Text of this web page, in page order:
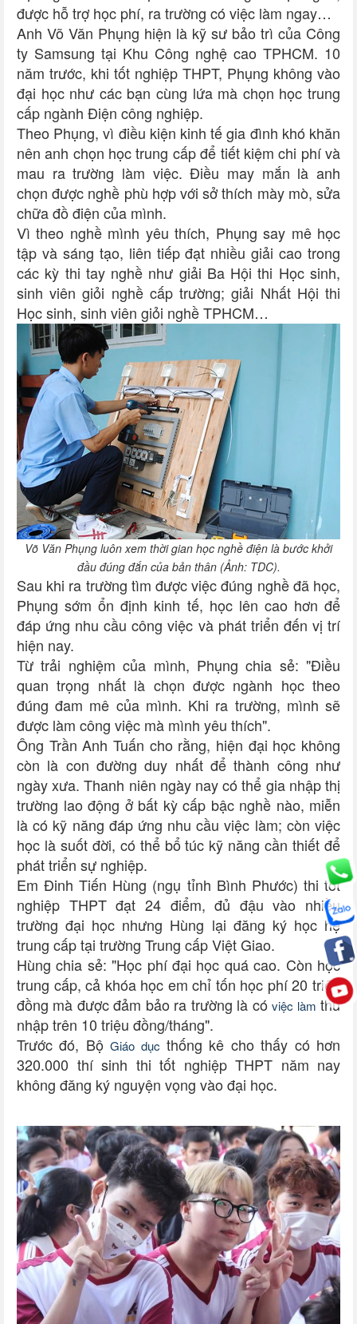
được hỗ trợ học phí, ra trường có việc làm ngay…
Anh Võ Văn Phụng hiện là kỹ sư bảo trì của Công
ty Samsung tại Khu Công nghệ cao TPHCM. 10
năm trước, khi tốt nghiệp THPT, Phụng không vào
đại học như các bạn cùng lứa mà chọn học trung
cấp ngành Điện công nghiệp.
Theo Phụng, vì điều kiện kinh tế gia đình khó khăn
nên anh chọn học trung cấp để tiết kiệm chi phí và
mau ra trường làm việc. Điều may mắn là anh
chọn được nghề phù hợp với sở thích mày mò, sửa
chữa đồ điện của mình.
Vì theo nghề mình yêu thích, Phụng say mê học
tập và sáng tạo, liên tiếp đạt nhiều giải cao trong
các kỳ thi tay nghề như giải Ba Hội thi Học sinh,
sinh viên giỏi nghề cấp trường; giải Nhất Hội thi
Học sinh, sinh viên giỏi nghề TPHCM…
Võ Văn Phụng luôn xem thời gian học nghề điện là bước khởi
đầu đúng đắn của bản thân (Ảnh: TDC).
Sau khi ra trường tìm được việc đúng nghề đã học,
Phụng sớm ổn định kinh tế, học lên cao hơn để
đáp ứng nhu cầu công việc và phát triển đến vị trí
hiện nay.
Từ trải nghiệm của mình, Phụng chia sẻ: "Điều
quan trọng nhất là chọn được ngành học theo
đúng đam mê của mình. Khi ra trường, mình sẽ
được làm công việc mà mình yêu thích".
Ông Trần Anh Tuấn cho rằng, hiện đại học không
còn là con đường duy nhất để thành công như
ngày xưa. Thanh niên ngày nay có thể gia nhập thị
trường lao động ở bất kỳ cấp bậc nghề nào, miễn
là có kỹ năng đáp ứng nhu cầu việc làm; còn việc
học là suốt đời, có thể bổ túc kỹ năng cần thiết để
phát triển sự nghiệp.
Em Đinh Tiến Hùng (ngụ tỉnh Bình Phước) thi tốt
nghiệp THPT đạt 24 điểm, đủ đậu vào nhiều
trường đại học nhưng Hùng lại đăng ký học hệ
trung cấp tại trường Trung cấp Việt Giao.
Hùng chia sẻ: "Học phí đại học quá cao. Còn học
trung cấp, cả khóa học em chỉ tốn học phí 20 triệu
đồng mà được đảm bảo ra trường là cóviệc làm thu
nhập trên 10 triệu đồng/tháng".
Trước đó, BộGiáo dục thống kê cho thấy có hơn
320.000 thí sinh thi tốt nghiệp THPT năm nay
không đăng ký nguyện vọng vào đại học.